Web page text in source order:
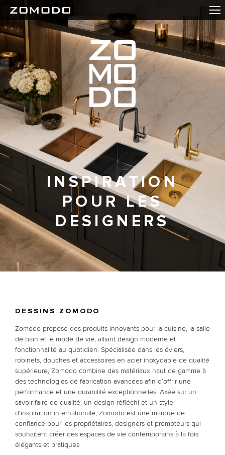
INSPIRATION
POUR LES
DESIGNERS
DESSINS ZOMODO
Zomodo propose des produits innovants pour la cuisine, la salle
de bain et le mode de vie, alliant design moderne et
fonctionnalité au quotidien. Spécialisée dans les éviers,
robinets, douches et accessoires en acier inoxydable de qualité
supérieure, Zomodo combine des matériaux haut de gamme à
des technologies de fabrication avancées afin d’offrir une
performance et une durabilité exceptionnelles. Axée sur un
savoir-faire de qualité, un design réfléchi et un style
d’inspiration internationale, Zomodo est une marque de
confiance pour les propriétaires, designers et promoteurs qui
souhaitent créer des espaces de vie contemporains à la fois
élégants et pratiques.